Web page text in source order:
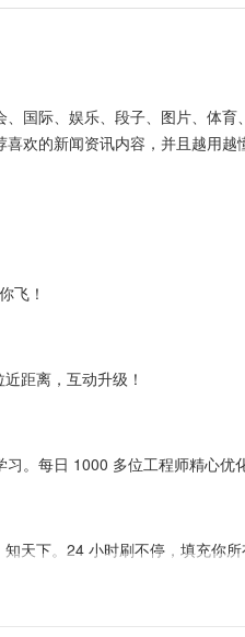
国际、娱乐、段子、图片、体
欢的新闻资讯内容，并且越用
飞！
距离，互动升级！
。每日 1000 多位工程师精心优
天下。24 小时刷不停，填充你所